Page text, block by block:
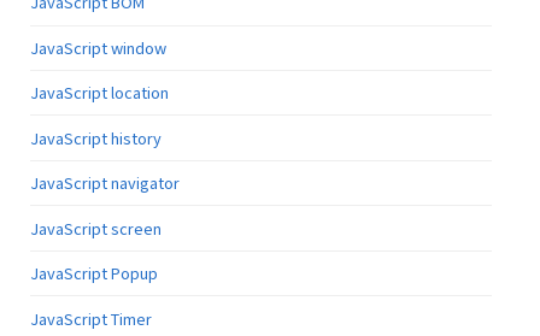
JavaScript window
JavaScript location
JavaScript history
JavaScript navigator
JavaScript screen
JavaScript Popup
JavaScript Timer